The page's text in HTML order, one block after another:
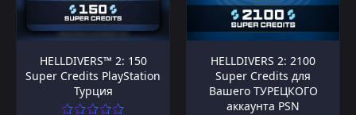
HELLDIVERS™ 2: 150
Super Credits PlayStation
Турция
HELLDIVERS 2: 2100
Super Credits для
Вашего ТУРЕЦКОГО
аккаунта PSN